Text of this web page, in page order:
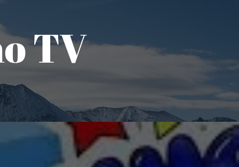
TV